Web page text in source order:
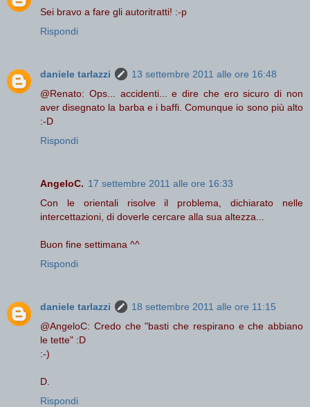
Sei bravo a fare gli autoritratti! :-p
Rispondi
daniele tarlazzi
13 settembre 2011 alle ore 16:48
@Renato: Ops... accidenti... e dire che ero sicuro di non
aver disegnato la barba e i baffi. Comunque io sono più alto
:-D
Rispondi
AngeloC. 17 settembre 2011 alle ore 16:33
Con le orientali risolve il problema, dichiarato nelle
intercettazioni, di doverle cercare alla sua altezza...
Buon fine settimana ^^
Rispondi
daniele tarlazzi
18 settembre 2011 alle ore 11:15
@AngeloC: Credo che "basti che respirano e che abbiano
le tette" :D
:-)
D.
Rispondi